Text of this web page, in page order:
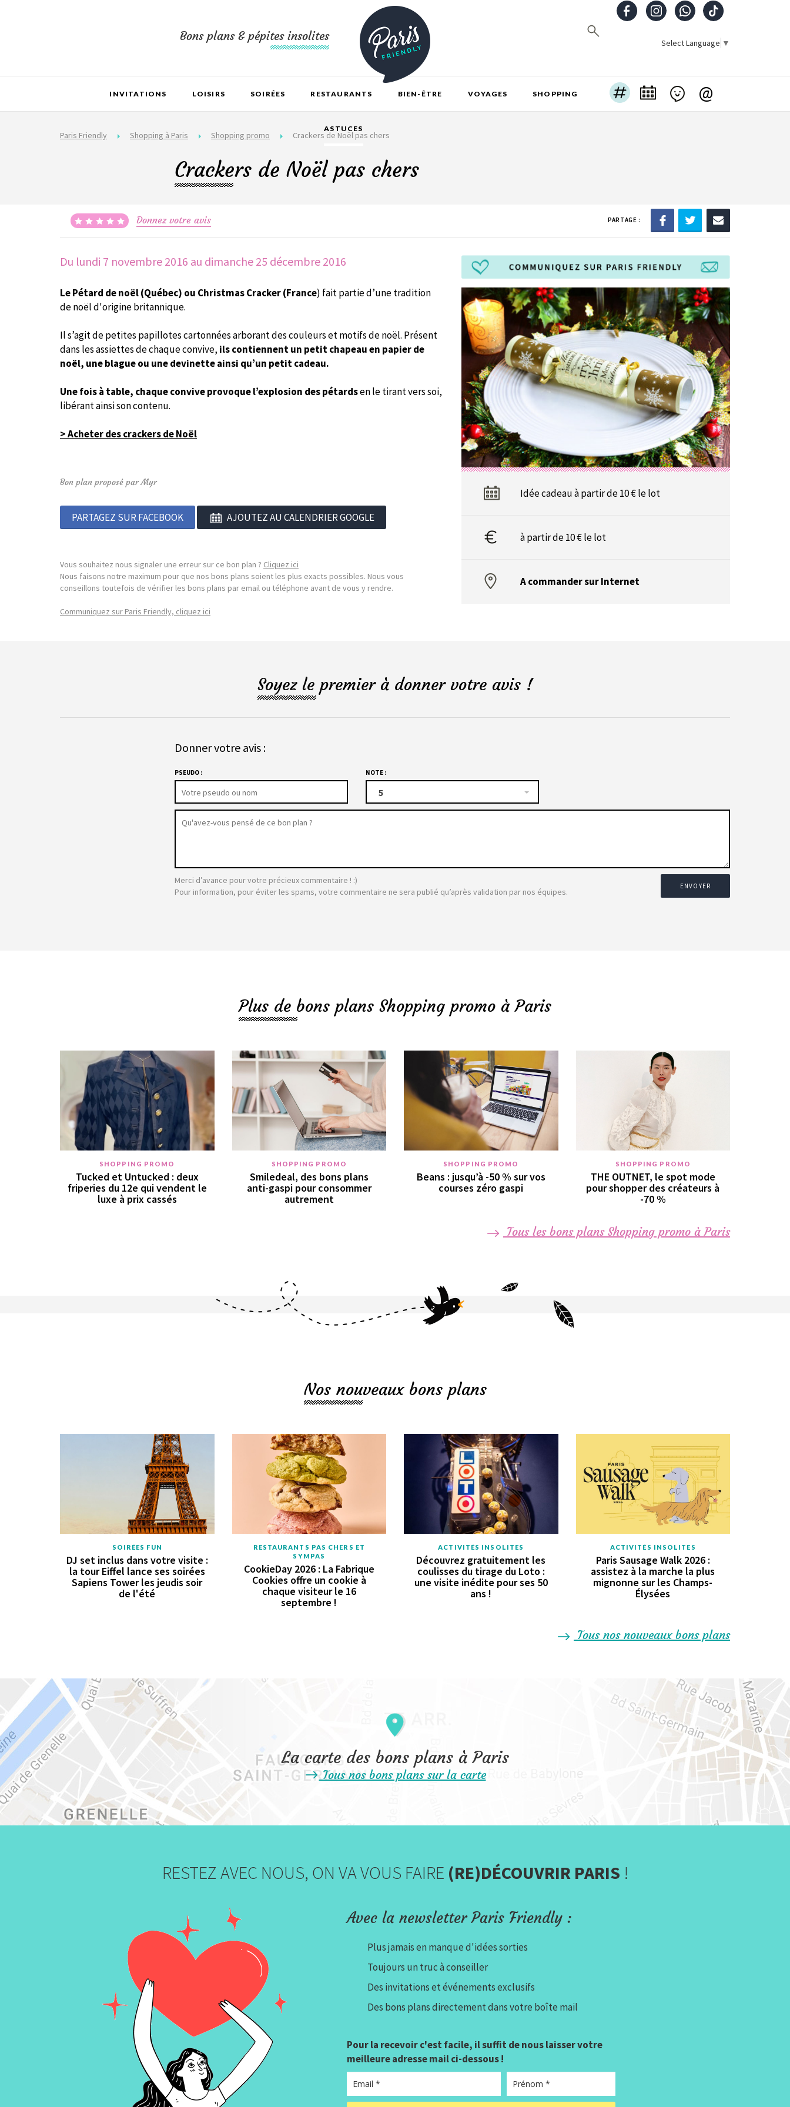
Bons plans & pépites insolites Select Language ▼
INVITATIONS LOISIRS SOIRÉES RESTAURANTS BIEN-ÊTRE VOYAGES SHOPPING
ASTUCES
@
Paris Friendly Shopping à Paris Shopping promo Crackers de Noël pas chers
Crackers de Noël pas chers
Donnez votre avis PARTAGE :
Du lundi 7 novembre 2016 au dimanche 25 décembre 2016
Le Pétard de noël (Québec) ou Christmas Cracker (France) fait partie d’une tradition
de noël d'origine britannique.
Il s’agit de petites papillotes cartonnées arborant des couleurs et motifs de noël. Présent
dans les assiettes de chaque convive, ils contiennent un petit chapeau en papier de
noël, une blague ou une devinette ainsi qu’un petit cadeau.
Une fois à table, chaque convive provoque l’explosion des pétardsen le tirant vers soi,
libérant ainsi son contenu.
> Acheter des crackers de Noël
Bon plan proposé par Myr
PARTAGEZ SUR FACEBOOK AJOUTEZ AU CALENDRIER GOOGLE
Vous souhaitez nous signaler une erreur sur ce bon plan ? Cliquez ici
Nous faisons notre maximum pour que nos bons plans soient les plus exacts possibles. Nous vous
conseillons toutefois de vérifier les bons plans par email ou téléphone avant de vous y rendre.
Communiquez sur Paris Friendly, cliquez ici
Idée cadeau à partir de 10 € le lot
à partir de 10 € le lot
A commander sur Internet
Soyez le premier à donner votre avis !
Donner votre avis :
PSEUDO : NOTE :
5
Merci d’avance pour votre précieux commentaire ! :)
Pour information, pour éviter les spams, votre commentaire ne sera publié qu’après validation par nos équipes.
ENVOYER
Plus de bons plans Shopping promo à Paris
SHOPPING PROMO
Tucked et Untucked : deux
friperies du 12e qui vendent le
luxe à prix cassés
SHOPPING PROMO
Smiledeal, des bons plans
anti-gaspi pour consommer
autrement
SHOPPING PROMO
Beans : jusqu’à -50 % sur vos
courses zéro gaspi
SHOPPING PROMO
THE OUTNET, le spot mode
pour shopper des créateurs à
-70 %
Tous les bons plans Shopping promo à Paris
Nos nouveaux bons plans
SOIRÉES FUN
DJ set inclus dans votre visite :
la tour Eiffel lance ses soirées
Sapiens Tower les jeudis soir
de l'été
RESTAURANTS PAS CHERS ET
SYMPAS
CookieDay 2026 : La Fabrique
Cookies offre un cookie à
chaque visiteur le 16
septembre !
ACTIVITÉS INSOLITES
Découvrez gratuitement les
coulisses du tirage du Loto :
une visite inédite pour ses 50
ans !
ACTIVITÉS INSOLITES
Paris Sausage Walk 2026 :
assistez à la marche la plus
mignonne sur les Champs-
Élysées
Tous nos nouveaux bons plans
La carte des bons plans à Paris
Tous nos bons plans sur la carte
RESTEZ AVEC NOUS, ON VA VOUS FAIRE (RE)DÉCOUVRIR PARIS !
Avec la newsletter Paris Friendly :
Plus jamais en manque d'idées sorties
Toujours un truc à conseiller
Des invitations et événements exclusifs
Des bons plans directement dans votre boîte mail
Pour la recevoir c'est facile, il suffit de nous laisser votre
meilleure adresse mail ci-dessous !